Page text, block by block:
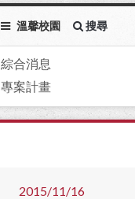
溫馨校園 搜尋
綜合消息
專案計畫
2015/11/16